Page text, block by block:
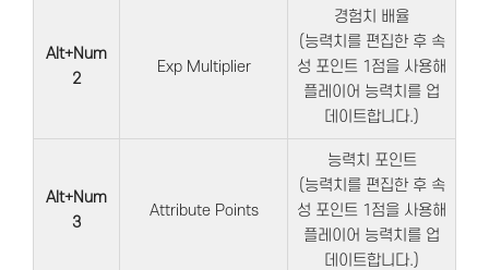
Alt+Num
2
Exp Multiplier
경험치 배율
(능력치를 편집한 후 속
성 포인트 1점을 사용해
플레이어 능력치를 업
데이트합니다.)
Alt+Num
3
Attribute Points
능력치 포인트
(능력치를 편집한 후 속
성 포인트 1점을 사용해
플레이어 능력치를 업
데이트합니다.)